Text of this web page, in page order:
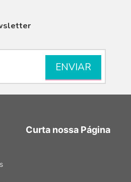
Curta nossa Página